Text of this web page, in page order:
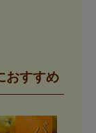
おすすめ